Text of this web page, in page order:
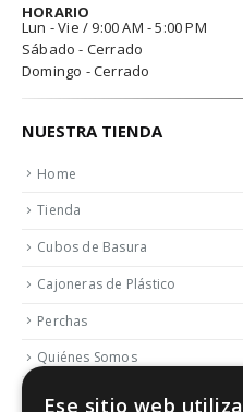
HORARIO
Lun - Vie / 9:00 AM - 5:00 PM
Sábado - Cerrado
Domingo - Cerrado
NUESTRA TIENDA
Home
Tienda
Cubos de Basura
Cajoneras de Plástico
Perchas
Quiénes Somos
Contactar
Ese sitio web utiliza